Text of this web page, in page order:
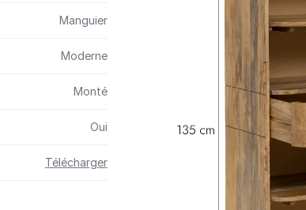
Manguier
Moderne
Monté
Oui
Télécharger